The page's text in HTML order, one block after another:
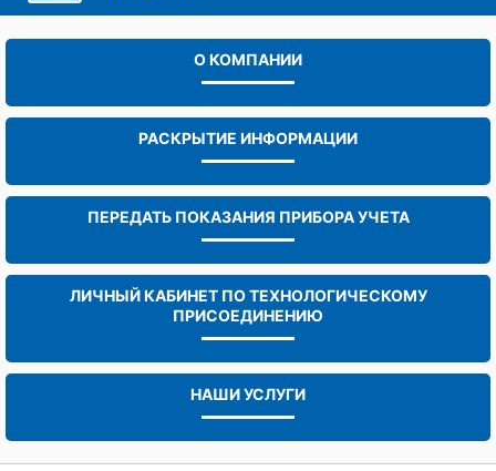
О КОМПАНИИ
РАСКРЫТИЕ ИНФОРМАЦИИ
ПЕРЕДАТЬ ПОКАЗАНИЯ ПРИБОРА УЧЕТА
ЛИЧНЫЙ КАБИНЕТ ПО ТЕХНОЛОГИЧЕСКОМУ
ПРИСОЕДИНЕНИЮ
НАШИ УСЛУГИ